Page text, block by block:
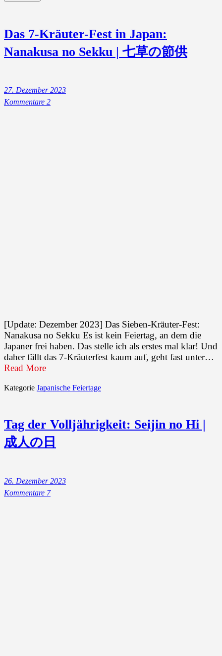
Das 7-Kräuter-Fest in Japan:
Nanakusa no Sekku | 七草の節供
27. Dezember 2023
Kommentare 2
[Update: Dezember 2023] Das Sieben-Kräuter-Fest:
Nanakusa no Sekku Es ist kein Feiertag, an dem die
Japaner frei haben. Das stelle ich als erstes mal klar! Und
daher fällt das 7-Kräuterfest kaum auf, geht fast unter…
Read More
Kategorie Japanische Feiertage
Tag der Volljährigkeit: Seijin no Hi |
成人の日
26. Dezember 2023
Kommentare 7